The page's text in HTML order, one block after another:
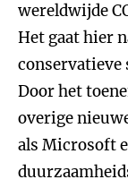
wereldwijde
Het gaat hier
conservatieve
Door het
overige
als Microsoft